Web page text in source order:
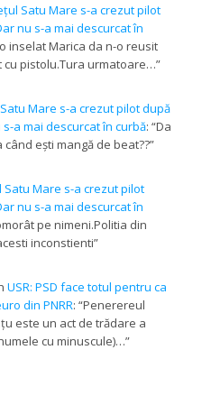
Satu Mare s-a crezut pilot
nu s-a mai descurcat în
inselat Marica da n-o reusit
cu pistolu.Tura urmatoare…”
Mare s-a crezut pilot după
a mai descurcat în curbă: “Da
ești mangă de beat??”
Satu Mare s-a crezut pilot
nu s-a mai descurcat în
pe nimeni.Politia din
inconstienti”
USR: PSD face totul pentru ca
din PNRR: “Penerereul
este un act de trădare a
cu minuscule)…”